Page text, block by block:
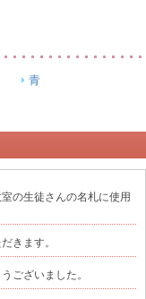
青
の生徒さんの名札に使用
きます。
ございました。